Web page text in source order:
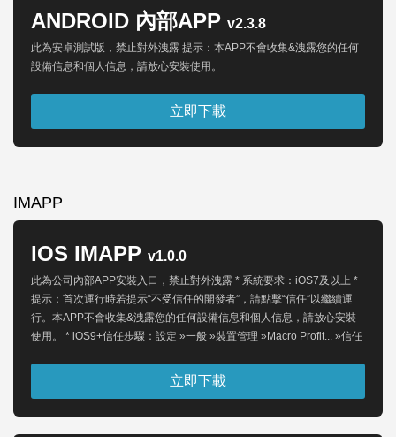
ANDROID 內部APP v2.3.8
此為安卓測試版，禁止對外洩露 提示：本APP不會收集&洩露您的任何
設備信息和個人信息，請放心安裝使用。
立即下載
IMAPP
IOS IMAPP v1.0.0
此為公司內部APP安裝入口，禁止對外洩露 * 系統要求：iOS7及以上 *
提示：首次運行時若提示“不受信任的開發者”，請點擊“信任”以繼續運
行。本APP不會收集&洩露您的任何設備信息和個人信息，請放心安裝
使用。 * iOS9+信任步驟：設定 »一般 »裝置管理 »Macro Profit... »信任
立即下載